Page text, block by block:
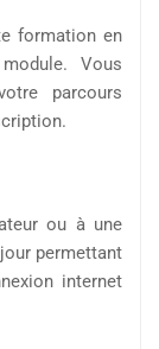
formation en
Vous
parcours
ou à une
permettant
internet